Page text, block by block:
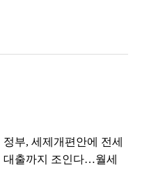
정부, 세제개편안에 전세
대출까지 조인다…월세